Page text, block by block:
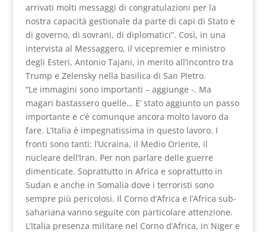
arrivati molti messaggi di congratulazioni per la
nostra capacità gestionale da parte di capi di Stato e
di governo, di sovrani, di diplomatici”. Così, in una
intervista al Messaggero, il vicepremier e ministro
degli Esteri, Antonio Tajani, in merito all’incontro tra
Trump e Zelensky nella basilica di San Pietro.
“Le immagini sono importanti – aggiunge -. Ma
magari bastassero quelle… E’ stato aggiunto un passo
importante e c’è comunque ancora molto lavoro da
fare. L’Italia è impegnatissima in questo lavoro. I
fronti sono tanti: l’Ucraina, il Medio Oriente, il
nucleare dell’Iran. Per non parlare delle guerre
dimenticate. Soprattutto in Africa e soprattutto in
Sudan e anche in Somalia dove i terroristi sono
sempre più pericolosi. Il Corno d’Africa e l’Africa sub-
sahariana vanno seguite con particolare attenzione.
L’Italia presenza militare nel Corno d’Africa, in Niger e